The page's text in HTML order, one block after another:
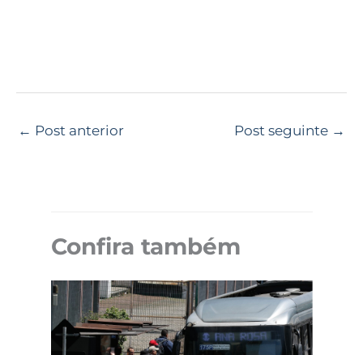
← Post anterior Post seguinte →
Confira também